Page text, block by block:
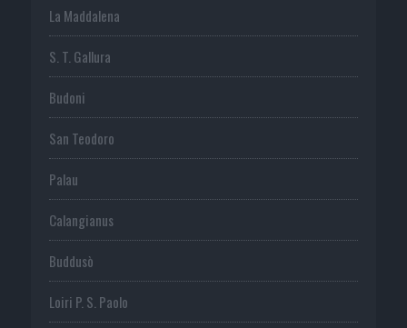
La Maddalena
S. T. Gallura
Budoni
San Teodoro
Palau
Calangianus
Buddusò
Loiri P. S. Paolo